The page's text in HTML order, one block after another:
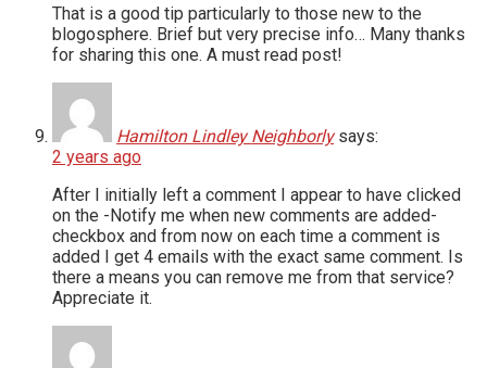
That is a good tip particularly to those new to the
blogosphere. Brief but very precise info… Many thanks
for sharing this one. A must read post!
Hamilton Lindley Neighborly says:
2 years ago
After I initially left a comment I appear to have clicked
on the -Notify me when new comments are added-
checkbox and from now on each time a comment is
added I get 4 emails with the exact same comment. Is
there a means you can remove me from that service?
Appreciate it.